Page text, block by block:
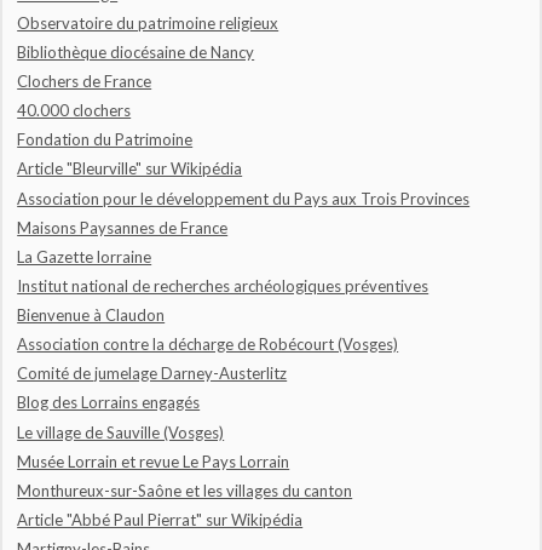
Observatoire du patrimoine religieux
Bibliothèque diocésaine de Nancy
Clochers de France
40.000 clochers
Fondation du Patrimoine
Article "Bleurville" sur Wikipédia
Association pour le développement du Pays aux Trois Provinces
Maisons Paysannes de France
La Gazette lorraine
Institut national de recherches archéologiques préventives
Bienvenue à Claudon
Association contre la décharge de Robécourt (Vosges)
Comité de jumelage Darney-Austerlitz
Blog des Lorrains engagés
Le village de Sauville (Vosges)
Musée Lorrain et revue Le Pays Lorrain
Monthureux-sur-Saône et les villages du canton
Article "Abbé Paul Pierrat" sur Wikipédia